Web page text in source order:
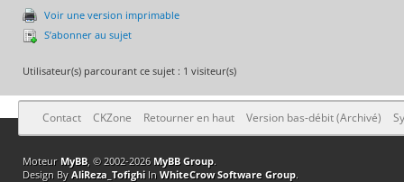
Voir une version imprimable
S’abonner au sujet
Utilisateur(s) parcourant ce sujet : 1 visiteur(s)
Contact CKZone Retourner en haut Version bas-débit (Archivé)
Moteur MyBB, © 2002-2026 MyBB Group.
Design By AliReza_TofighiIn WhiteCrow Software Group.